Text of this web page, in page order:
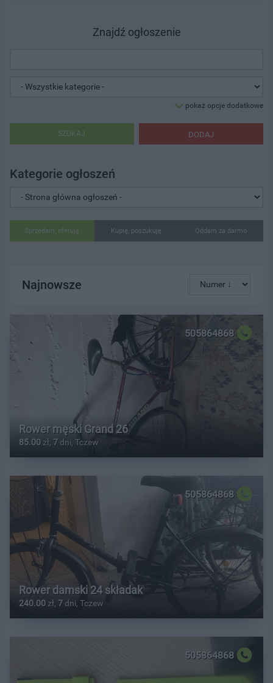
Znajdź ogłoszenie
pokaż opcje dodatkowe
DODAJ
SZUKAJ
Kategorie ogłoszeń
Sprzedam, oferuję Kupię, poszukuję Oddam za darmo
Najnowsze
505864868
Rower męski Grand 26
85.00 zł, 7 dni, Tczew
505864868
Rower damski 24 składak
240.00 zł, 7 dni, Tczew
505864868